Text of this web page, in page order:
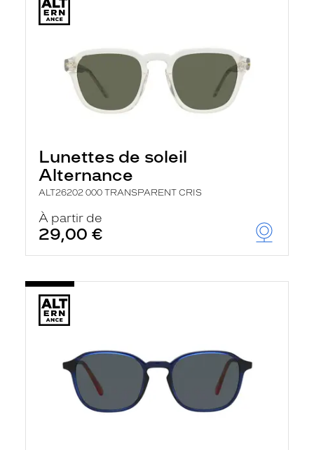
Lunettes de soleil
Alternance
ALT26202 000 TRANSPARENT CRIS
À partir de
29,00 €